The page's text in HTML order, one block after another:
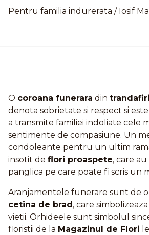
Pentru familia indurerata / Iosif
O coroana funerara din trandafiri
denota sobrietate si respect si
a transmite familiei indoliate cele
sentimente de compasiune. Un
condoleante pentru un ultim
insotit de flori proaspete, care
panglica pe care poate fi scris un
Aranjamentele funerare sunt de
cetina de brad, care
vietii. Orhideele sunt simbolul
floristii de la Magazinul de Flori